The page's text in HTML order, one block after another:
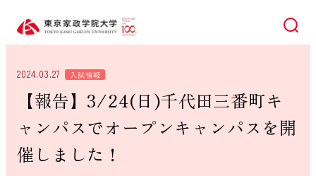
検索
2024.03.27 入試情報
【報告】3/24(日)千代田三番町キ
ャンパスでオープンキャンパスを開
催しました！